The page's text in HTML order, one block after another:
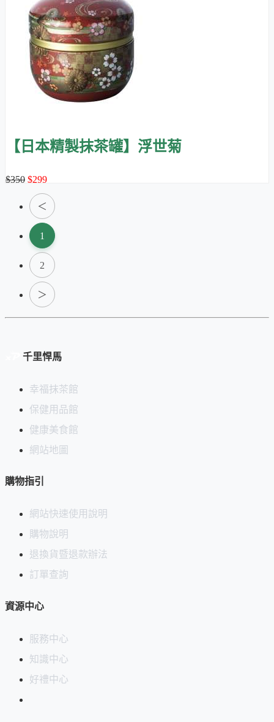
【日本精製抹茶罐】浮世菊
$350 $299
＜
1
2
＞
千里悍馬
幸福抹茶館
保健用品館
健康美食館
網站地圖
購物指引
網站快速使用說明
購物說明
退換貨暨退款辦法
訂單查詢
資源中心
服務中心
知識中心
好禮中心